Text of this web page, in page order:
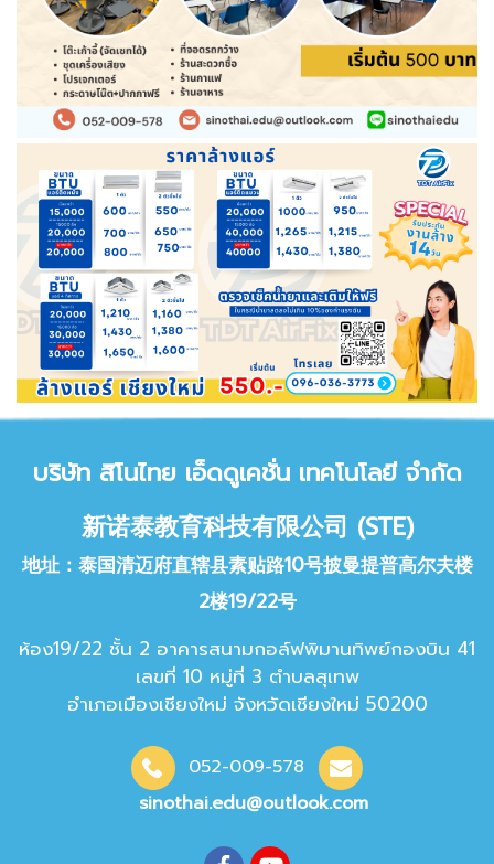
บริษัท สิโนไทย เอ็ดดูเคชั่น เทคโนโลยี จำกัด
新诺泰教育科技有限公司 (STE)
地址：泰国清迈府直辖县素贴路10号披曼提普高尔夫楼
2楼19/22号
ห้อง19/22 ชั้น 2 อาคารสนามกอล์ฟพิมานทิพย์กองบิน 41
เลขที่ 10 หมู่ที่ 3 ตำบลสุเทพ
อำเภอเมืองเชียงใหม่ จังหวัดเชียงใหม่ 50200
052-009-578
sinothai.edu@outlook.com